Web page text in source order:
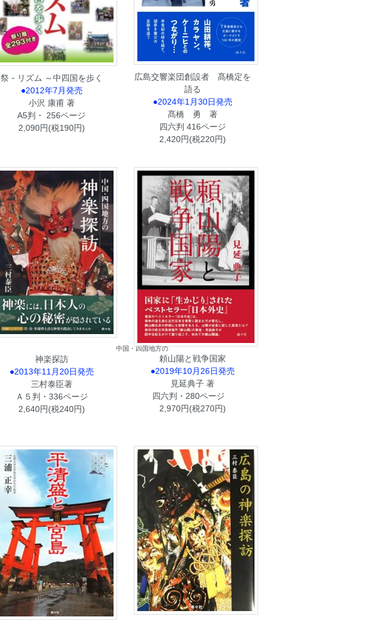
祭－リズム ～中四国を歩く
●2012年7月発売
小沢 康甫 著
A5判・ 256ページ
2,090円(税190円)
広島交響楽団創設者 髙橋定を
語る
●2024年1月30日発売
髙橋 勇 著
四六判 416ページ
2,420円(税220円)
中国・四国地方の
神楽探訪
●2013年11月20日発売
三村泰臣著
Ａ５判・336ページ
2,640円(税240円)
頼山陽と戦争国家
●2019年10月26日発売
見延典子 著
四六判・280ページ
2,970円(税270円)